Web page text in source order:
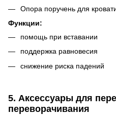
Опора поручень для
Функции:
помощь при вставании
поддержка равновесия
снижение риска падений
5. Аксессуары для
переворачивания